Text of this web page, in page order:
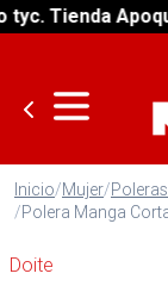
Tienda
Inicio/Mujer/
/Polera Manga
Doite